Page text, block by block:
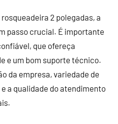
2 polegadas, a
passo crucial. É importante
que ofereça
e um bom suporte técnico.
da empresa, variedade de
a qualidade do atendimento